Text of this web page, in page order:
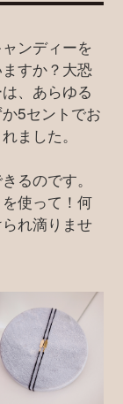
ンディーを
すか？大恐
、あらゆる
5セントでお
ました。
るのです。
使って！何
れ滴りませ